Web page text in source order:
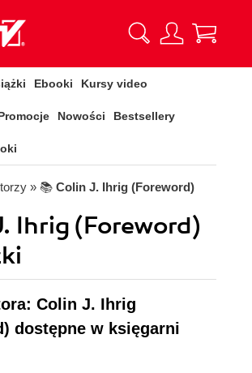
Ebooki Kursy video
Nowości Bestsellery
» 📚 Colin J. Ihrig (Foreword)
Ihrig (Foreword)
Colin J. Ihrig
dostępne w księgarni